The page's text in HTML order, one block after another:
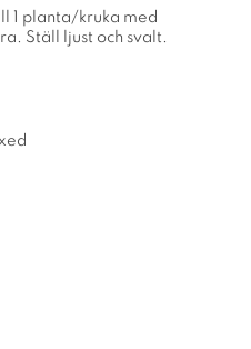
1 planta/kruka med
Ställ ljust och svalt.